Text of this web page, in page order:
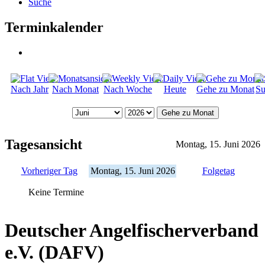
Suche
Terminkalender
Nach Jahr Nach Monat Nach Woche Heute Gehe zu Monat
Gehe zu Monat
Tagesansicht Montag, 15. Juni 2026
Vorheriger Tag Montag, 15. Juni 2026 Folgetag
Keine Termine
Deutscher Angelfischerverband
e.V. (DAFV)